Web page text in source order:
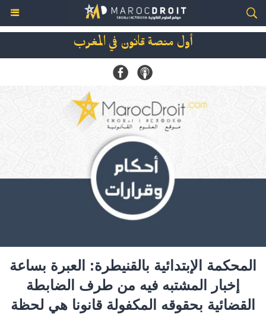
أول منصة قانون في المغرب
المحكمة الإبتدائية بالقنيطرة: العبرة بساعة
إخبار المشتبه فيه من طرف الضابطة
القضائية بحقوقه المكفولة قانونا هي لحظة